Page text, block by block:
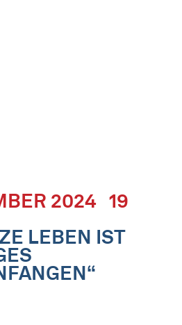
2024 19
LEBEN IST